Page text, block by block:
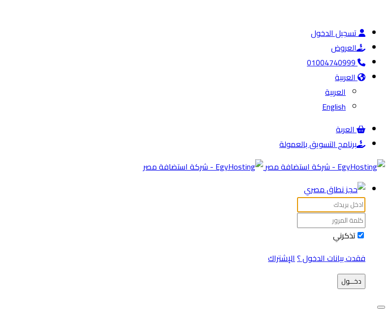
تسجيل الدخول
العروض
01004740999
العربية
العربية
English
العربة
برنامج التسويق بالعمولة
تذكرني
فقدت بيانات الدخول ؟الإشتراك
دخـــول